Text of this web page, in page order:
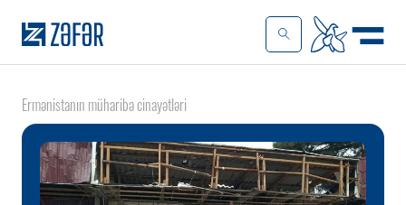
Ermənistanın müharibə cinayətləri